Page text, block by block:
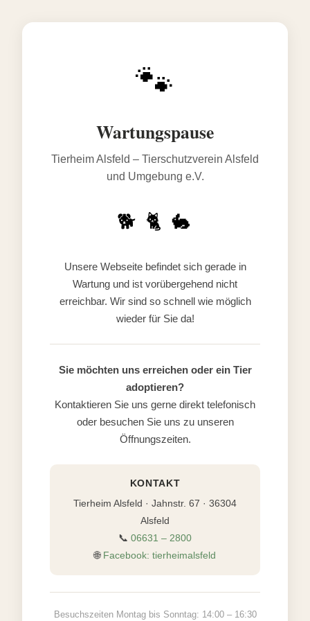
🐾
Wartungspause
Tierheim Alsfeld – Tierschutzverein Alsfeld
und Umgebung e.V.
🐕 🐈 🐇
Unsere Webseite befindet sich gerade in
Wartung und ist vorübergehend nicht
erreichbar. Wir sind so schnell wie möglich
wieder für Sie da!
Sie möchten uns erreichen oder ein Tier
adoptieren?
Kontaktieren Sie uns gerne direkt telefonisch
oder besuchen Sie uns zu unseren
Öffnungszeiten.
KONTAKT
Tierheim Alsfeld · Jahnstr. 67 · 36304
Alsfeld
📞 06631 – 2800
🌐 Facebook: tierheimalsfeld
Besuchszeiten Montag bis Sonntag: 14:00 – 16:30